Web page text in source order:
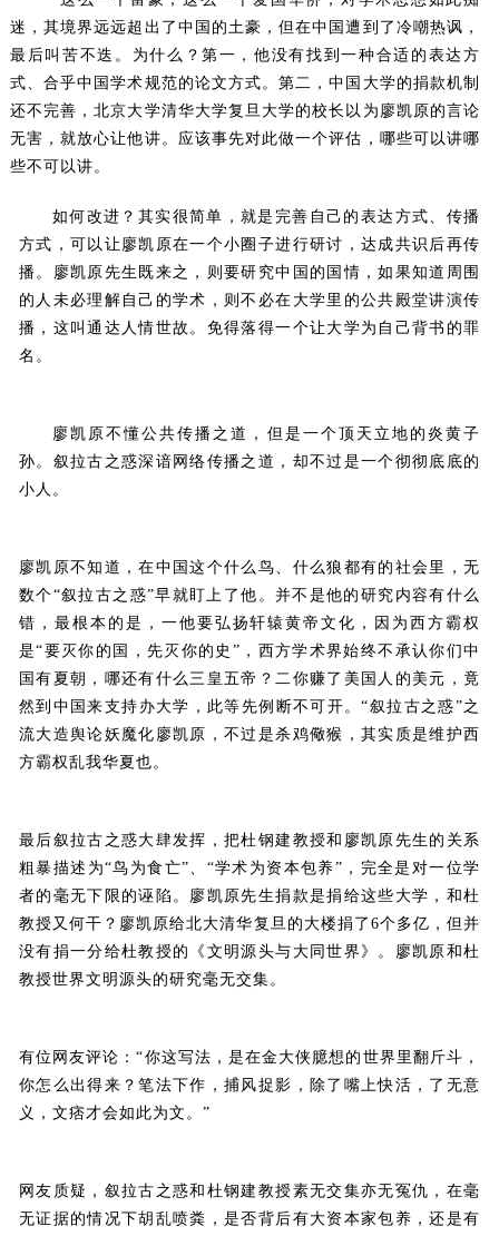
迷，其境界远远超出了中国的土豪，但在中国遭到了冷嘲热讽，
最后叫苦不迭。为什么？第一，他没有找到一种合适的表达方
式、合乎中国学术规范的论文方式。第二，中国大学的捐款机制
还不完善，北京大学清华大学复旦大学的校长以为廖凯原的言论
无害，就放心让他讲。应该事先对此做一个评估，哪些可以讲哪
些不可以讲。
如何改进？其实很简单，就是完善自己的表达方式、传播
方式，可以让廖凯原在一个小圈子进行研讨，达成共识后再传
播。廖凯原先生既来之，则要研究中国的国情，如果知道周围
的人未必理解自己的学术，则不必在大学里的公共殿堂讲演传
播，这叫通达人情世故。免得落得一个让大学为自己背书的罪
名。
廖凯原不懂公共传播之道，但是一个顶天立地的炎黄子
孙。叙拉古之惑深谙网络传播之道，却不过是一个彻彻底底的
小人。
廖凯原不知道，在中国这个什么鸟、什么狼都有的社会里，无
数个“叙拉古之惑”早就盯上了他。并不是他的研究内容有什么
错，最根本的是，一他要弘扬轩辕黄帝文化，因为西方霸权
是“要灭你的国，先灭你的史”，西方学术界始终不承认你们中
国有夏朝，哪还有什么三皇五帝？二你赚了美国人的美元，竟
然到中国来支持办大学，此等先例断不可开。“叙拉古之惑”之
流大造舆论妖魔化廖凯原，不过是杀鸡儆猴，其实质是维护西
方霸权乱我华夏也。
最后叙拉古之惑大肆发挥，把杜钢建教授和廖凯原先生的关系
粗暴描述为“鸟为食亡”、“学术为资本包养”，完全是对一位学
者的毫无下限的诬陷。廖凯原先生捐款是捐给这些大学，和杜
教授又何干？廖凯原给北大清华复旦的大楼捐了6个多亿，但并
没有捐一分给杜教授的《文明源头与大同世界》。廖凯原和杜
教授世界文明源头的研究毫无交集。
有位网友评论：“你这写法，是在金大侠臆想的世界里翻斤斗，
你怎么出得来？笔法下作，捕风捉影，除了嘴上快活，了无意
义，文痞才会如此为文。”
网友质疑，叙拉古之惑和杜钢建教授素无交集亦无冤仇，在毫
无证据的情况下胡乱喷粪，是否背后有大资本家包养，还是有